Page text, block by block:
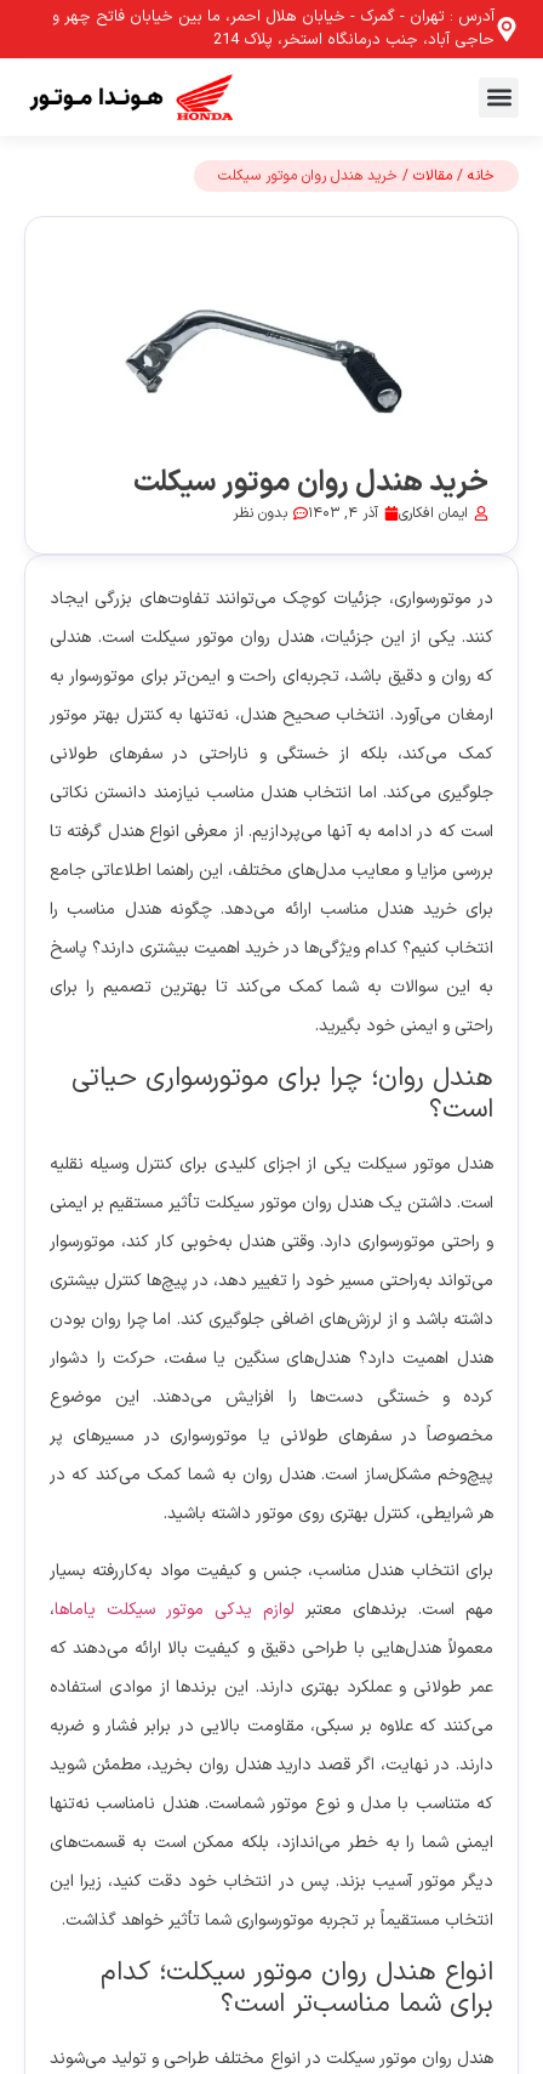
آدرس : تهران - گمرک - خیابان هلال احمر، ما بین خیابان فاتح چهر و
حاجی آباد، جنب درمانگاه استخر، پلاک 214
خانه / مقالات / خرید هندل روان موتور سیکلت
خرید هندل روان موتور سیکلت
ایمان افکاری آذر 4, 1403 بدون نظر
در موتورسواری، جزئیات کوچک می‌توانند تفاوت‌های بزرگی ایجاد
کنند. یکی از این جزئیات، هندل روان موتور سیکلت است. هندلی
که روان و دقیق باشد، تجربه‌ای راحت و ایمن‌تر برای موتورسوار به
ارمغان می‌آورد. انتخاب صحیح هندل، نه‌تنها به کنترل بهتر موتور
کمک می‌کند، بلکه از خستگی و ناراحتی در سفرهای طولانی
جلوگیری می‌کند. اما انتخاب هندل مناسب نیازمند دانستن نکاتی
است که در ادامه به آنها می‌پردازیم. از معرفی انواع هندل گرفته تا
بررسی مزایا و معایب مدل‌های مختلف، این راهنما اطلاعاتی جامع
برای خرید هندل مناسب ارائه می‌دهد. چگونه هندل مناسب را
انتخاب کنیم؟ کدام ویژگی‌ها در خرید اهمیت بیشتری دارند؟ پاسخ
به این سوالات به شما کمک می‌کند تا بهترین تصمیم را برای
راحتی و ایمنی خود بگیرید.
هندل روان؛ چرا برای موتورسواری حیاتی
است؟
هندل موتور سیکلت یکی از اجزای کلیدی برای کنترل وسیله نقلیه
است. داشتن یک هندل روان موتور سیکلت تأثیر مستقیم بر ایمنی
و راحتی موتورسواری دارد. وقتی هندل به‌خوبی کار کند، موتورسوار
می‌تواند به‌راحتی مسیر خود را تغییر دهد، در پیچ‌ها کنترل بیشتری
داشته باشد و از لرزش‌های اضافی جلوگیری کند. اما چرا روان بودن
هندل اهمیت دارد؟ هندل‌های سنگین یا سفت، حرکت را دشوار
کرده و خستگی دست‌ها را افزایش می‌دهند. این موضوع
مخصوصاً در سفرهای طولانی یا موتورسواری در مسیرهای پر
پیچ‌وخم مشکل‌ساز است. هندل روان به شما کمک می‌کند که در
هر شرایطی، کنترل بهتری روی موتور داشته باشید.
برای انتخاب هندل مناسب، جنس و کیفیت مواد به‌کاررفته بسیار
مهم است. برندهای معتبر لوازم یدکی موتور سیکلت یاماها،
معمولاً هندل‌هایی با طراحی دقیق و کیفیت بالا ارائه می‌دهند که
عمر طولانی و عملکرد بهتری دارند. این برندها از موادی استفاده
می‌کنند که علاوه بر سبکی، مقاومت بالایی در برابر فشار و ضربه
دارند. در نهایت، اگر قصد دارید هندل روان بخرید، مطمئن شوید
که متناسب با مدل و نوع موتور شماست. هندل نامناسب نه‌تنها
ایمنی شما را به خطر می‌اندازد، بلکه ممکن است به قسمت‌های
دیگر موتور آسیب بزند. پس در انتخاب خود دقت کنید، زیرا این
انتخاب مستقیماً بر تجربه موتورسواری شما تأثیر خواهد گذاشت.
انواع هندل روان موتور سیکلت؛ کدام
برای شما مناسب‌تر است؟
هندل روان موتور سیکلت در انواع مختلف طراحی و تولید می‌شوند